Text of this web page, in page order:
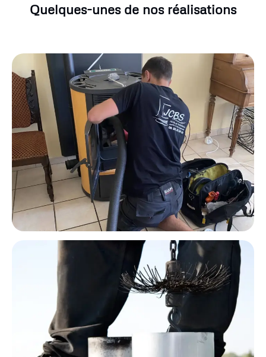
Quelques-unes de nos réalisations